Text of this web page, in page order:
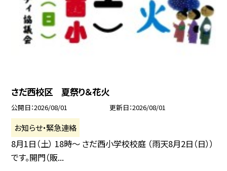
さだ西校区 夏祭り＆花火
公開日 2026/08/01 更新日 2026/08/01
お知らせ・緊急連絡
8月1日（土） 18時〜 さだ西小学校校庭 （雨天8月2日（日））
です。開門（販...